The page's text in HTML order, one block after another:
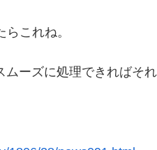
これね。
ーズに処理できればそれ